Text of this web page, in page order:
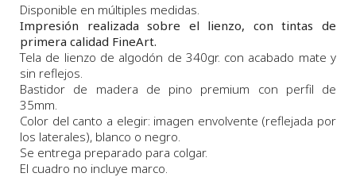
Disponible en múltiples medidas.
Impresión realizada sobre el lienzo, con tintas de
primera calidad FineArt.
Tela de lienzo de algodón de 340gr. con acabado mate y
sin reflejos.
Bastidor de madera de pino premium con perfil de
35mm.
Color del canto a elegir: imagen envolvente (reflejada por
los laterales), blanco o negro.
Se entrega preparado para colgar.
El cuadro no incluye marco.